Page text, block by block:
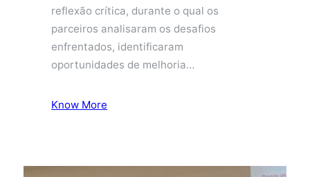
reflexão crítica, durante o qual os
parceiros analisaram os desafios
enfrentados, identificaram
oportunidades de melhoria…
Know More